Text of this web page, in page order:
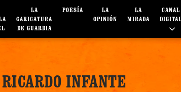
LA
CARICATURA
DE GUARDIA
POESÍA
LA
OPINIÓN
LA
MIRADA
CANAL
DIGITAL
INFANTE